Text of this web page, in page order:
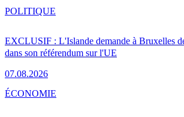
EXCLUSIF : L'Islande demande à Bruxelles
dans son référendum sur l'UE
07.08.2026
POLITIQUE
ÉCONOMIE